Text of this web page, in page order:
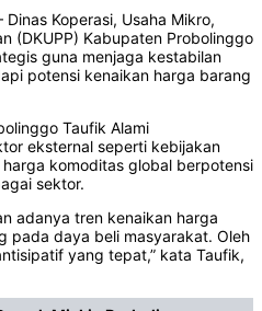
Dinas Koperasi, Usaha Mikro,
(DKUPP) Kabupaten Probolinggo
guna menjaga kestabilan
potensi kenaikan harga barang
Taufik Alami
eksternal seperti kebijakan
komoditas global berpotensi
sektor.
adanya tren kenaikan harga
pada daya beli masyarakat. Oleh
yang tepat,” kata Taufik,